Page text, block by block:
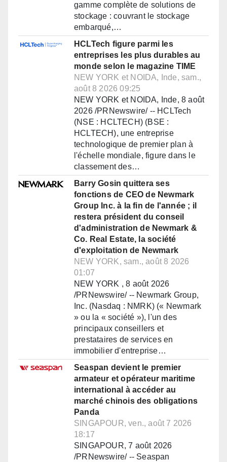
gamme complète de solutions de
stockage : couvrant le stockage
embarqué,…
HCLTech figure parmi les
entreprises les plus durables au
monde selon le magazine TIME
NEW YORK et NOIDA, Inde, sam.,
août 8 2026 09:25
NEW YORK et NOIDA, Inde, 8 août
2026 /PRNewswire/ -- HCLTech
(NSE : HCLTECH) (BSE :
HCLTECH), une entreprise
technologique de premier plan à
l'échelle mondiale, figure dans le
classement des…
Barry Gosin quittera ses
fonctions de CEO de Newmark
Group Inc. à la fin de l'année ; il
restera président du conseil
d'administration de Newmark &
Co. Real Estate, la société
d'exploitation de Newmark
NEW YORK, sam., août 8 2026
01:07
NEW YORK , 8 août 2026
/PRNewswire/ -- Newmark Group,
Inc. (Nasdaq : NMRK) (« Newmark
» ou la « société »), l'un des
principaux conseillers et
prestataires de services en
immobilier d'entreprise…
Seaspan devient le premier
armateur et opérateur maritime
international à accéder au
marché chinois des obligations
Panda
SINGAPOUR, ven., août 7 2026
18:17
SINGAPOUR, 7 août 2026
/PRNewswire/ -- Seaspan